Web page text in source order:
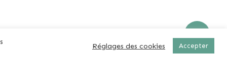
Réglages des cookies Accepter